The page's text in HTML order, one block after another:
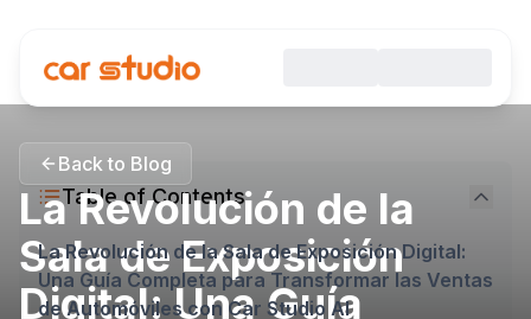
Back to Blog
La Revolución de la
Sala de Exposición
Digital: Una Guía
Table of Contents
La Revolución de la Sala de Exposición Digital:
Una Guía Completa para Transformar las Ventas
de Automóviles con Car Studio AI